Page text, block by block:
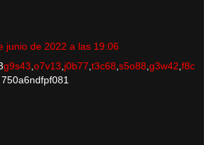
junio de 2022 a las 19:06
g9s43,o7v13,j0b77,t3c68,s5o88,g3w42,f8c
750a6ndfpf081